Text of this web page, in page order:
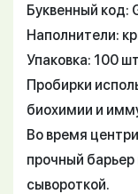
Буквенный код:
Наполнители:
Упаковка: 100
Пробирки
биохимии и
Во время
прочный
сывороткой.